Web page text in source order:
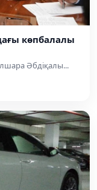
көпбалалы
Әбдіқалы...